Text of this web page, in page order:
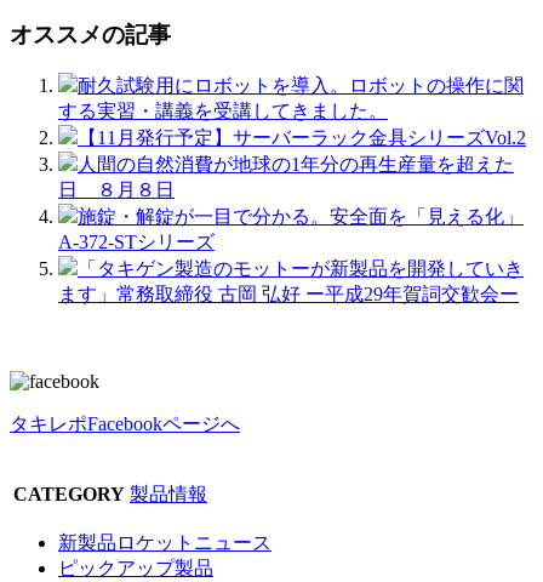
オススメの記事
耐久試験用にロボットを導入。ロボットの操作に関
する実習・講義を受講してきました。
【11月発行予定】サーバーラック金具シリーズVol.2
人間の自然消費が地球の1年分の再生産量を超えた
日 ８月８日
施錠・解錠が一目で分かる。安全面を「見える化」
A-372-STシリーズ
「タキゲン製造のモットーが新製品を開発していき
ます」常務取締役 古岡 弘好 ー平成29年賀詞交歓会ー
タキレポFacebookページへ
CATEGORY 製品情報
新製品ロケットニュース
ピックアップ製品